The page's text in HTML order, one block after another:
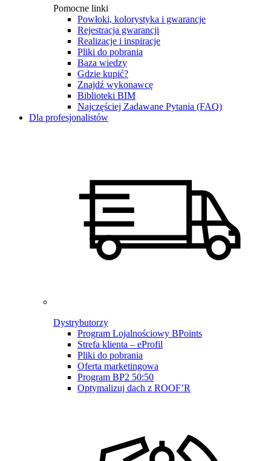
Pomocne linki
Powłoki, kolorystyka i gwarancje
Rejestracja gwarancji
Realizacje i inspiracje
Pliki do pobrania
Baza wiedzy
Gdzie kupić?
Znajdź wykonawcę
Biblioteki BIM
Najczęściej Zadawane Pytania (FAQ)
Dla profesjonalistów
Dystrybutorzy
Program Lojalnościowy BPoints
Strefa klienta – eProfil
Pliki do pobrania
Oferta marketingowa
Program BP2 50:50
Optymalizuj dach z ROOF’R